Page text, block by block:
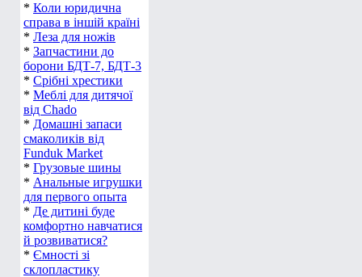
* Коли юридична
справа в іншій країні
* Леза для ножів
* Запчастини до
борони БДТ-7, БДТ-3
* Срібні хрестики
* Меблі для дитячої
від Chado
* Домашні запаси
смаколиків від
Funduk Market
* Грузовые шины
* Анальные игрушки
для первого опыта
* Де дитині буде
комфортно навчатися
й розвиватися?
* Ємності зі
склопластику